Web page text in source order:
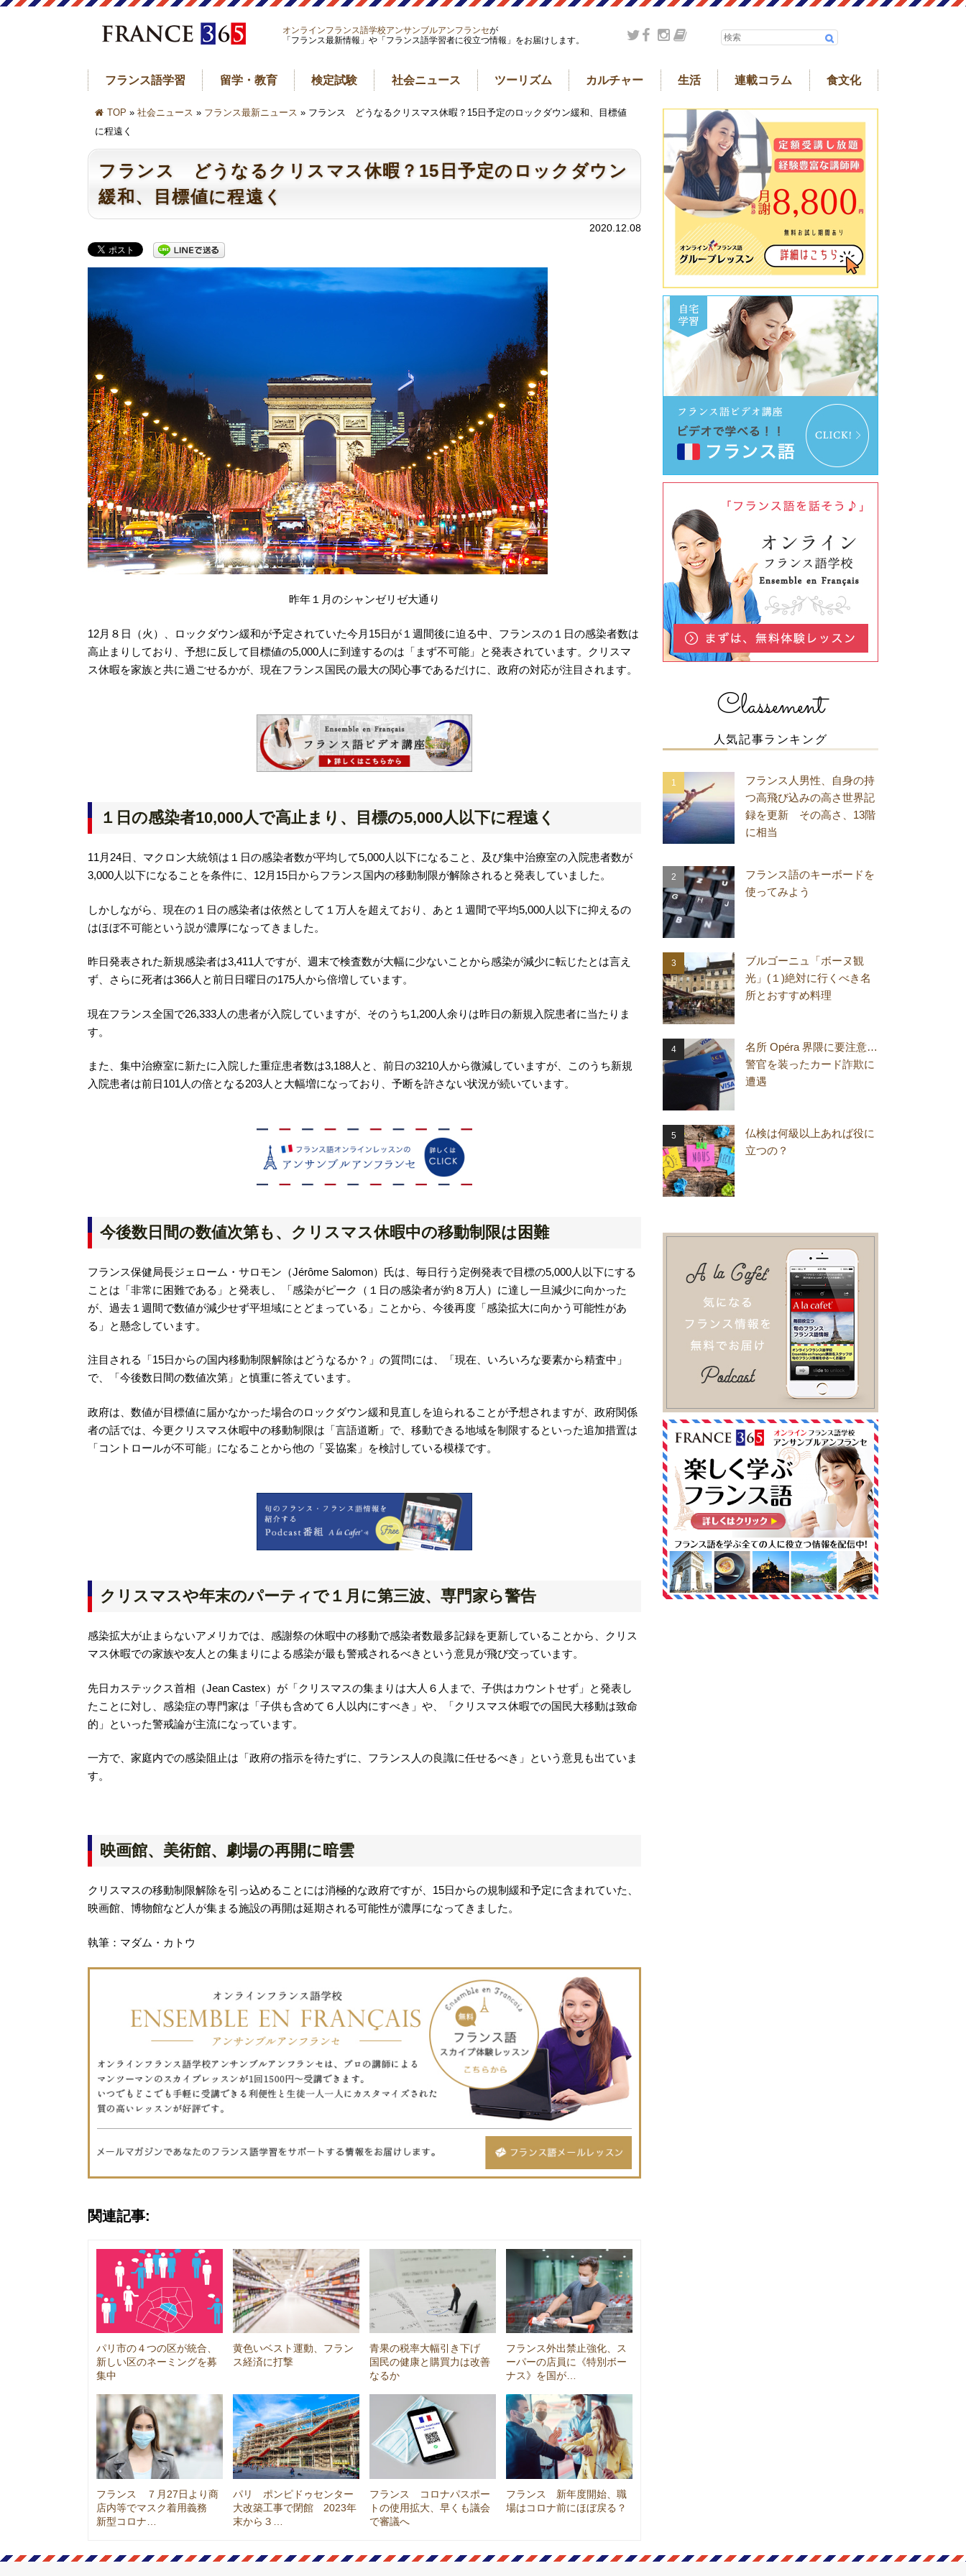
オンラインフランス語学校アンサンブルアンフランセが
「フランス最新情報」や「フランス語学習者に役立つ情報」をお届けします。
フランス語学習 留学・教育 検定試験 社会ニュース ツーリズム カルチャー 生活 連載コラム 食文化
TOP » 社会ニュース » フランス最新ニュース » フランス どうなるクリスマス休暇？15日予定のロックダウン緩和、目標値
に程遠く
フランス どうなるクリスマス休暇？15日予定のロックダウン
緩和、目標値に程遠く
2020.12.08
昨年１月のシャンゼリゼ大通り
12月８日（火）、ロックダウン緩和が予定されていた今月15日が１週間後に迫る中、フランスの１日の感染者数は
高止まりしており、予想に反して目標値の5,000人に到達するのは「まず不可能」と発表されています。クリスマ
ス休暇を家族と共に過ごせるかが、現在フランス国民の最大の関心事であるだけに、政府の対応が注目されます。
１日の感染者10,000人で高止まり、目標の5,000人以下に程遠く
11月24日、マクロン大統領は１日の感染者数が平均して5,000人以下になること、及び集中治療室の入院患者数が
3,000人以下になることを条件に、12月15日からフランス国内の移動制限が解除されると発表していました。
しかしながら、現在の１日の感染者は依然として１万人を超えており、あと１週間で平均5,000人以下に抑えるの
はほぼ不可能という説が濃厚になってきました。
昨日発表された新規感染者は3,411人ですが、週末で検査数が大幅に少ないことから感染が減少に転じたとは言え
ず、さらに死者は366人と前日日曜日の175人から倍増しています。
現在フランス全国で26,333人の患者が入院していますが、そのうち1,200人余りは昨日の新規入院患者に当たりま
す。
また、集中治療室に新たに入院した重症患者数は3,188人と、前日の3210人から微減していますが、このうち新規
入院患者は前日101人の倍となる203人と大幅増になっており、予断を許さない状況が続いています。
今後数日間の数値次第も、クリスマス休暇中の移動制限は困難
フランス保健局長ジェローム・サロモン（Jérôme Salomon）氏は、毎日行う定例発表で目標の5,000人以下にする
ことは「非常に困難である」と発表し、「感染がピーク（１日の感染者が約８万人）に達し一旦減少に向かった
が、過去１週間で数値が減少せず平坦域にとどまっている」ことから、今後再度「感染拡大に向かう可能性があ
る」と懸念しています。
注目される「15日からの国内移動制限解除はどうなるか？」の質問には、「現在、いろいろな要素から精査中」
で、「今後数日間の数値次第」と慎重に答えています。
政府は、数値が目標値に届かなかった場合のロックダウン緩和見直しを迫られることが予想されますが、政府関係
者の話では、今更クリスマス休暇中の移動制限は「言語道断」で、移動できる地域を制限するといった追加措置は
「コントロールが不可能」になることから他の「妥協案」を検討している模様です。
クリスマスや年末のパーティで１月に第三波、専門家ら警告
感染拡大が止まらないアメリカでは、感謝祭の休暇中の移動で感染者数最多記録を更新していることから、クリス
マス休暇での家族や友人との集まりによる感染が最も警戒されるべきという意見が飛び交っています。
先日カステックス首相（Jean Castex）が「クリスマスの集まりは大人６人まで、子供はカウントせず」と発表し
たことに対し、感染症の専門家は「子供も含めて６人以内にすべき」や、「クリスマス休暇での国民大移動は致命
的」といった警戒論が主流になっています。
一方で、家庭内での感染阻止は「政府の指示を待たずに、フランス人の良識に任せるべき」という意見も出ていま
す。
映画館、美術館、劇場の再開に暗雲
クリスマスの移動制限解除を引っ込めることには消極的な政府ですが、15日からの規制緩和予定に含まれていた、
映画館、博物館など人が集まる施設の再開は延期される可能性が濃厚になってきました。
執筆：マダム・カトウ
関連記事:
パリ市の４つの区が統合、
新しい区のネーミングを募
集中
黄色いベスト運動、フラン
ス経済に打撃
青果の税率大幅引き下げ
国民の健康と購買力は改善
なるか
フランス外出禁止強化、ス
ーパーの店員に《特別ボー
ナス》を国が…
フランス ７月27日より商
店内等でマスク着用義務
新型コロナ…
パリ ポンピドゥセンター
大改築工事で閉館 2023年
末から３…
フランス コロナパスポー
トの使用拡大、早くも議会
で審議へ
フランス 新年度開始、職
場はコロナ前にほぼ戻る？
Classement
人気記事ランキング
フランス人男性、自身の持
つ高飛び込みの高さ世界記
録を更新 その高さ、13階
に相当
フランス語のキーボードを
使ってみよう
ブルゴーニュ「ボーヌ観
光」(１)絶対に行くべき名
所とおすすめ料理
名所 Opéra 界隈に要注意…
警官を装ったカード詐欺に
遭遇
仏検は何級以上あれば役に
立つの？